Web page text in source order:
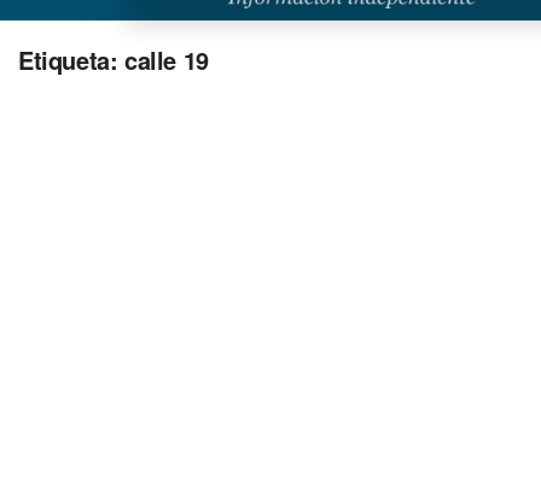
Etiqueta: calle 19